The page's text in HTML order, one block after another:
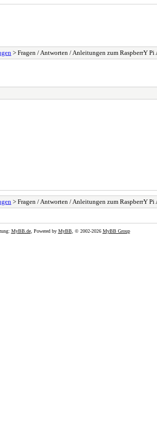
> Fragen / Antworten / Anleitungen zum RaspberrY Pi
> Fragen / Antworten / Anleitungen zum RaspberrY Pi
MyBB.de, Powered by MyBB, © 2002-2026 MyBB Group